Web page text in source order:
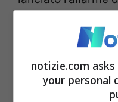
USA, AR-
venduta
notizie.com
your personal